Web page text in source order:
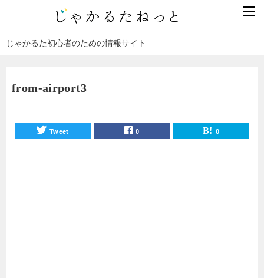
じゃかるた初心者のための情報サイト
from-airport3
Tweet 0 0